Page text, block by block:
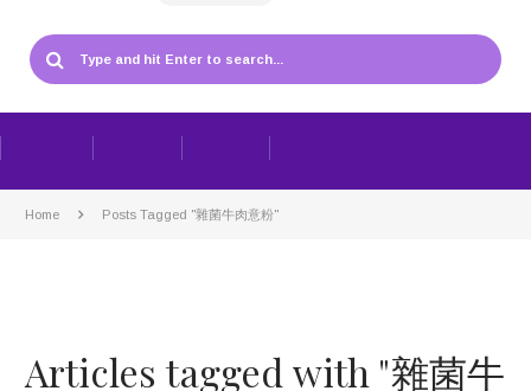
Home Posts Tagged "雜菌牛肉意粉"
Articles tagged with "雜菌牛